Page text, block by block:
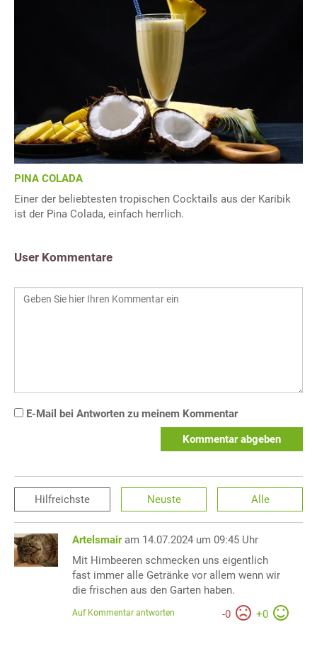
PINA COLADA
Einer der beliebtesten tropischen Cocktails aus der Karibik
ist der Pina Colada, einfach herrlich.
User Kommentare
E-Mail bei Antworten zu meinem Kommentar
Kommentar abgeben
Hilfreichste Neuste Alle
Artelsmair am 14.07.2024 um 09:45 Uhr
Mit Himbeeren schmecken uns eigentlich
fast immer alle Getränke vor allem wenn wir
die frischen aus den Garten haben.
-0 +0
Auf Kommentar antworten